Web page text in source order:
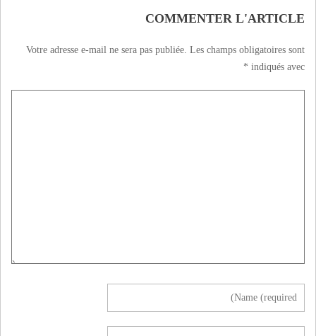
COMMENTER L'ARTICLE
Votre adresse e-mail ne sera pas publiée. Les champs obligatoires sont
indiqués avec
*